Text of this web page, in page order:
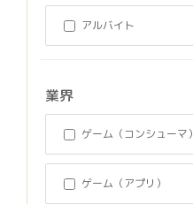
アルバイト
業界
ゲーム（コンシューマ）
ゲーム（アプリ）